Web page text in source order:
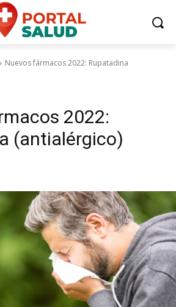
Nuevos fármacos 2022: Rupatadina
2022:
(antialérgico)